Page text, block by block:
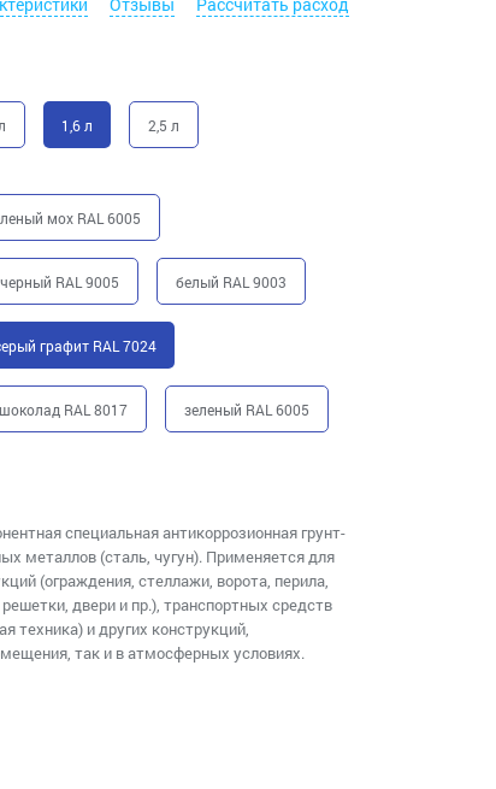
1,6 л 2,5 л
мох RAL 6005
черный RAL 9005 белый RAL 9003
графит RAL 7024
шоколад RAL 8017 зеленый RAL 6005
специальная антикоррозионная грунт-
металлов (сталь, чугун). Применяется для
(ограждения, стеллажи, ворота, перила,
двери и пр.), транспортных средств
техника) и других конструкций,
так и в атмосферных условиях.